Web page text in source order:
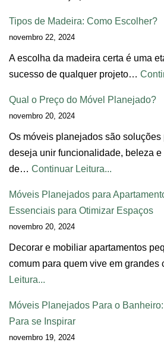
Tipos de Madeira: Como Escolher?
novembro 22, 2024
A escolha da madeira certa é uma
sucesso de qualquer projeto…
Qual o Preço do Móvel Planejado?
novembro 20, 2024
Os móveis planejados são soluções
deseja unir funcionalidade, beleza
de… Continuar Leitura...
Móveis Planejados para
Essenciais para Otimizar Espaços
novembro 20, 2024
Decorar e mobiliar apartamentos
comum para quem vive em
Leitura...
Móveis Planejados Para o
Para se Inspirar
novembro 19, 2024